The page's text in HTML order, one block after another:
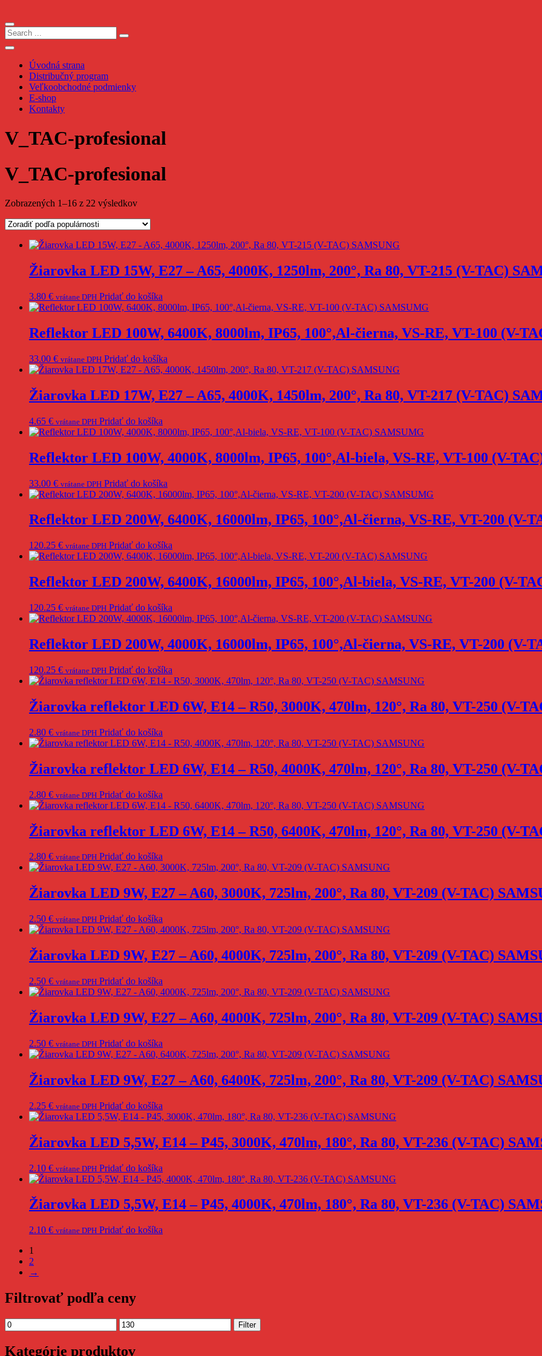
to
content
Úvodná strana
Distribučný program
Veľkoobchodné podmienky
E-shop
Kontakty
V_TAC-profesional
V_TAC-profesional
Zobrazených 1–16 z 22 výsledkovZoradené
popularity
Žiarovka LED 15W, E27 – A65, 4000K, 1250lm, 200°, Ra 80, VT-215 (V-TAC)
3.80 € vrátane DPH Pridať do košíka
Reflektor LED 100W, 6400K, 8000lm, IP65, 100°,Al-čierna, VS-RE, VT-100 (V-
33.00 € vrátane DPH Pridať do košíka
Žiarovka LED 17W, E27 – A65, 4000K, 1450lm, 200°, Ra 80, VT-217 (V-TAC)
4.65 € vrátane DPH Pridať do košíka
Reflektor LED 100W, 4000K, 8000lm, IP65, 100°,Al-biela, VS-RE, VT-100 (V-
33.00 € vrátane DPH Pridať do košíka
Reflektor LED 200W, 6400K, 16000lm, IP65, 100°,Al-čierna, VS-RE, VT-200 (V-
120.25 € vrátane DPH Pridať do košíka
Reflektor LED 200W, 6400K, 16000lm, IP65, 100°,Al-biela, VS-RE, VT-200 (V-
120.25 € vrátane DPH Pridať do košíka
Reflektor LED 200W, 4000K, 16000lm, IP65, 100°,Al-čierna, VS-RE, VT-200 (V-
120.25 € vrátane DPH Pridať do košíka
Žiarovka reflektor LED 6W, E14 – R50, 3000K, 470lm, 120°, Ra 80, VT-250 (V-
2.80 € vrátane DPH Pridať do košíka
Žiarovka reflektor LED 6W, E14 – R50, 4000K, 470lm, 120°, Ra 80, VT-250 (V-
2.80 € vrátane DPH Pridať do košíka
Žiarovka reflektor LED 6W, E14 – R50, 6400K, 470lm, 120°, Ra 80, VT-250 (V-
2.80 € vrátane DPH Pridať do košíka
Žiarovka LED 9W, E27 – A60, 3000K, 725lm, 200°, Ra 80, VT-209 (V-TAC)
2.50 € vrátane DPH Pridať do košíka
Žiarovka LED 9W, E27 – A60, 4000K, 725lm, 200°, Ra 80, VT-209 (V-TAC)
2.50 € vrátane DPH Pridať do košíka
Žiarovka LED 9W, E27 – A60, 4000K, 725lm, 200°, Ra 80, VT-209 (V-TAC)
2.50 € vrátane DPH Pridať do košíka
Žiarovka LED 9W, E27 – A60, 6400K, 725lm, 200°, Ra 80, VT-209 (V-TAC)
2.25 € vrátane DPH Pridať do košíka
Žiarovka LED 5,5W, E14 – P45, 3000K, 470lm, 180°, Ra 80, VT-236 (V-TAC)
2.10 € vrátane DPH Pridať do košíka
Žiarovka LED 5,5W, E14 – P45, 4000K, 470lm, 180°, Ra 80, VT-236 (V-TAC)
2.10 € vrátane DPH Pridať do košíka
1
2
→
Filtrovať podľa ceny
Minimálna
cena
Maximálna
cena
Filter
Kategórie produktov